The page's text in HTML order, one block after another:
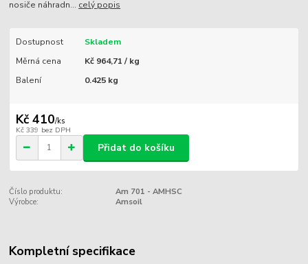
nosiče náhradn... celý popis
Dostupnost
Skladem
Měrná cena
Kč 964,71 / kg
Balení
0.425 kg
Kč 410/ks
Kč 339 bez DPH
Přidat do košíku
Číslo produktu:
Am 701 - AMHSC
Výrobce:
Amsoil
Kompletní specifikace